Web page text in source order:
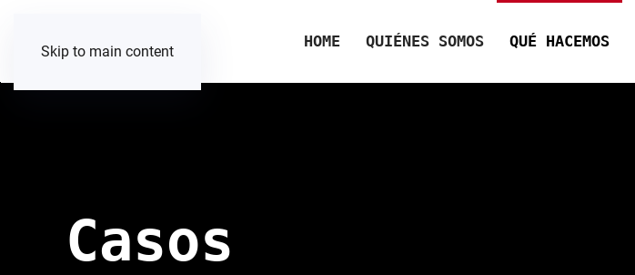
Skip to main content
HOME QUIÉNES SOMOS QUÉ HACEMOS
Casos